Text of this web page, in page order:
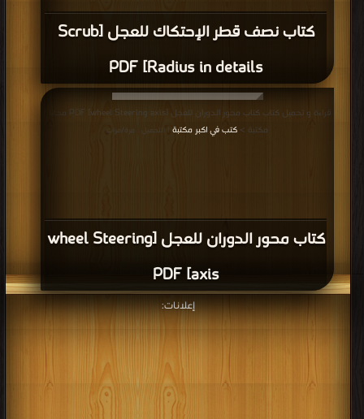
كتاب نصف قطر الإحتكاك للعجل [Scrub
Radius in details] PDF
كتاب محور الدوران للعجل [wheel Steering
axis] PDF
قراءة و تحميل كتاب كتاب محور الدوران للعجل [wheel Steering axis] PDF مجانا |
مكتبة > كتب في اكبر مكتبة | التحميل : مرة/مرات
إعلانات: